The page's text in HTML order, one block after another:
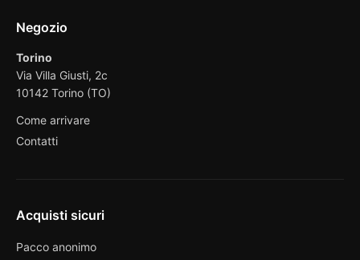
Negozio
Torino
Via Villa Giusti, 2c
10142 Torino (TO)
Come arrivare
Contatti
Acquisti sicuri
Pacco anonimo